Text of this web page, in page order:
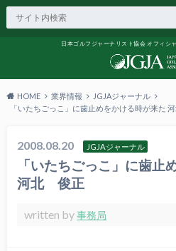
日本ゴルフジャーナリスト協会 オフィ
HOME 業界情報
JGJAジャーナル
「いたちごっこ」に歯止めをかける時が来た
2008.08.20 JGJAジャーナル
「いたちごっこ」に歯止
河北 俊正
written by事務局